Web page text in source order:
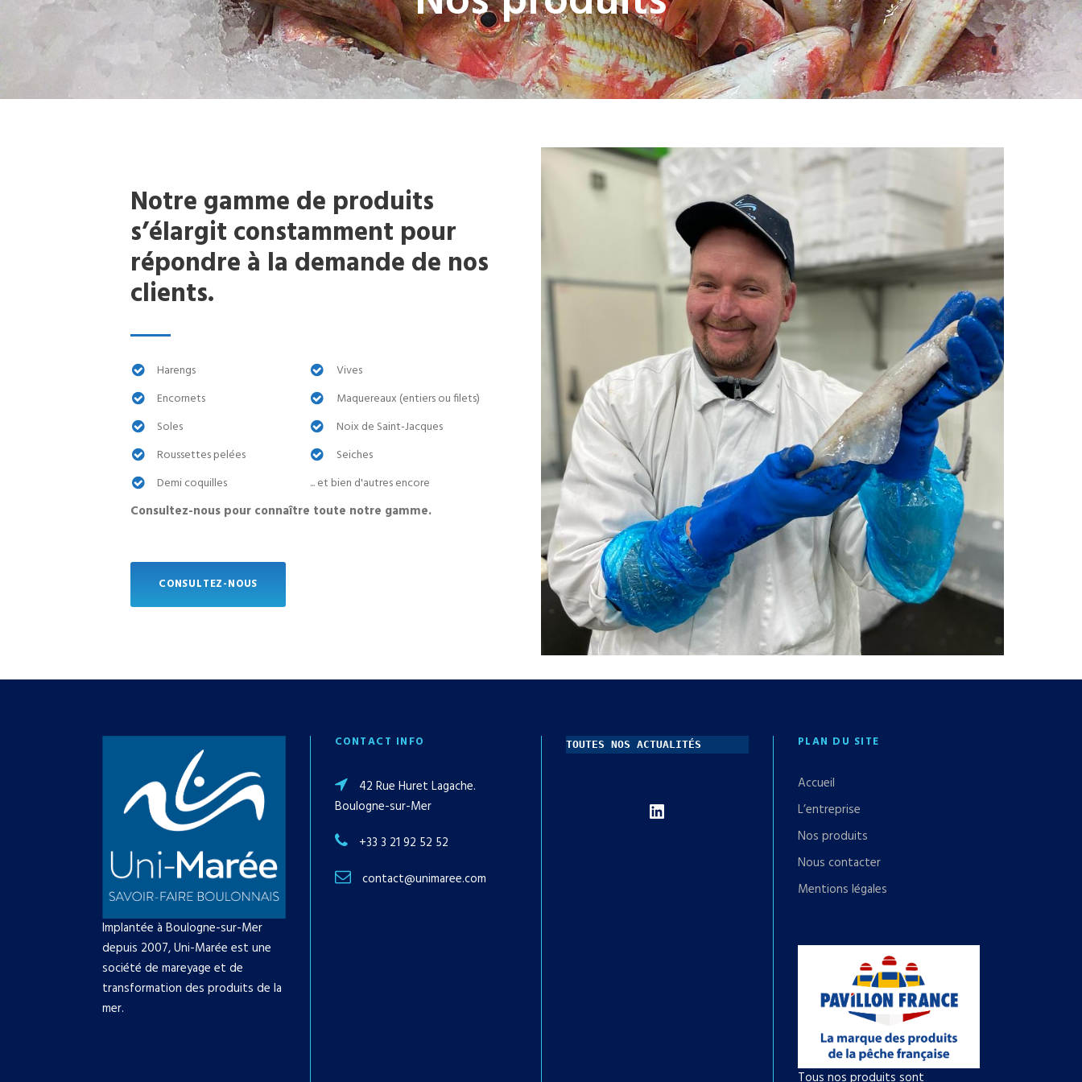
Notre gamme de produits
s’élargit constamment pour
répondre à la demande de nos
clients.
Harengs
Vives
Encornets
Maquereaux (entiers ou filets)
Soles
Noix de Saint-Jacques
Roussettes pelées
Seiches
Demi coquilles
... et bien d'autres encore
Consultez-nous pour connaître toute notre gamme.
CONSULTEZ-NOUS
Implantée à Boulogne-sur-Mer
depuis 2007, Uni-Marée est une
société de mareyage et de
transformation des produits de la
mer.
CONTACT INFO
42 Rue Huret Lagache.
Boulogne-sur-Mer
+33 3 21 92 52 52
contact@unimaree.com
TOUTES NOS ACTUALITÉS
LinkedIn
PLAN DU SITE
Accueil
L’entreprise
Nos produits
Nous contacter
Mentions légales